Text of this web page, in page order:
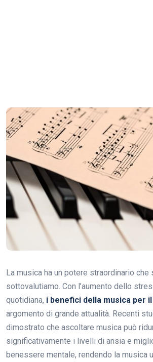
La musica ha un potere straordinario che
sottovalutiamo. Con l’aumento dello
quotidiana, i benefici della musica per
argomento di grande attualità. Recenti
dimostrato che ascoltare musica può
significativamente i livelli di ansia e
benessere mentale, rendendo la musica